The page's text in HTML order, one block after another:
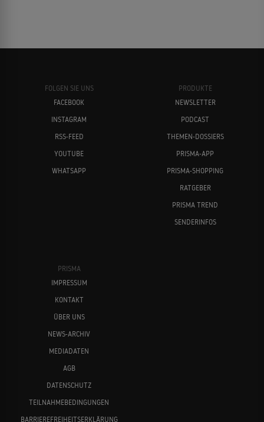
FOLGEN SIE UNS
FACEBOOK
INSTAGRAM
RSS-FEED
YOUTUBE
WHATSAPP
PRODUKTE
NEWSLETTER
PODCAST
THEMEN-DOSSIERS
PRISMA-APP
PRISMA-SHOPPING
RATGEBER
PRISMA TREND
SENDERINFOS
PRISMA
IMPRESSUM
KONTAKT
ÜBER UNS
NEWS-ARCHIV
MEDIADATEN
AGB
DATENSCHUTZ
TEILNAHMEBEDINGUNGEN
BARRIEREFREIHEITSERKLÄRUNG